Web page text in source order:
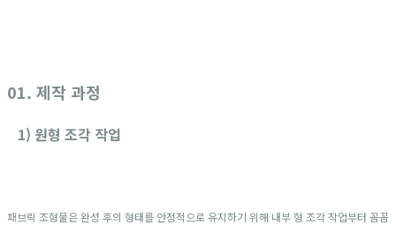
01. 제작 과정
1) 원형 조각 작업
패브릭 조형물은 완성 후의 형태를 안정적으로 유지하기 위해 내부 형 조각 작업부터 꼼꼼